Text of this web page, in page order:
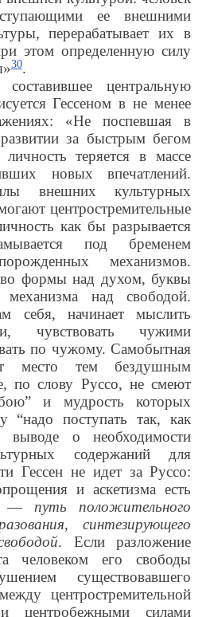
ее внешними
перерабатывает их в
этом определенную силу
30.
центральную
Гессеном в не менее
«Не поспевшая в
за быстрым бегом
теряется в массе
новых впечатлений.
внешних культурных
центростремительные
как бы разрывается
под бременем
механизмов.
формы над духом, буквы
над свободой.
себя, начинает мыслить
чувствовать чужими
по чужому. Самобытная
место тем бездушным
по слову Руссо, не смеют
и мудрость которых
“надо поступать так, как
о необходимости
содержаний для
Гессен не идет за Руссо:
и аскетизма есть
— путь положительного
синтезирующего
. Если разложение
человеком его свободы
существовавшего
центростремительной
центробежными силами